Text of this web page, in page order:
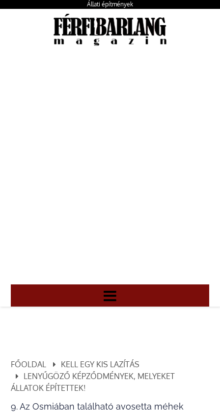
Állati építmények
FŐOLDAL
KELL EGY KIS LAZÍTÁS
LENYŰGÖZŐ KÉPZŐDMÉNYEK, MELYEKET
ÁLLATOK ÉPÍTETTEK!
9. Az Osmiában található avosetta méhek